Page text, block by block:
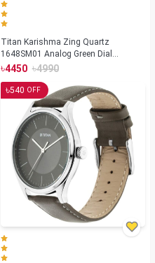
Titan Karishma Zing Quartz
1648SM01 Analog Green Dial
Stainless Steel Strap Watch for Men
৳4450 ৳4990
৳540 OFF